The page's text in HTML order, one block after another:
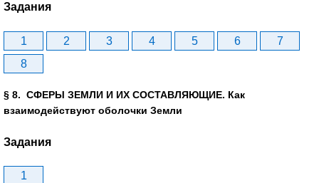
Задания
1 2 3 4 5 6
7
8
§ 8. СФЕРЫ ЗЕМЛИ И ИХ СОСТАВЛЯЮЩИЕ. Как
взаимодействуют оболочки Земли
Задания
1